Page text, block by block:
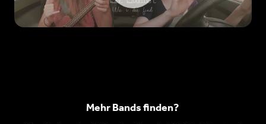
Mehr Bands finden?